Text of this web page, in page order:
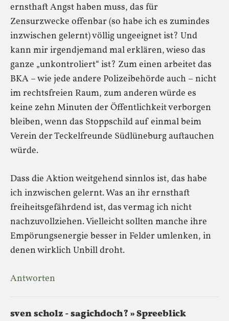
ernsthaft Angst haben muss, das für
Zensurzwecke offenbar (so habe ich es zumindes
inzwischen gelernt) völlig ungeeignet ist? Und
kann mir irgendjemand mal erklären, wieso das
ganze „unkontroliert“ ist? Zum einen arbeitet das
BKA – wie jede andere Polizeibehörde auch – nicht
im rechtsfreien Raum, zum anderen würde es
keine zehn Minuten der Öffentlichkeit verborgen
bleiben, wenn das Stoppschild auf einmal beim
Verein der Teckelfreunde Südlüneburg auftauchen
würde.
Dass die Aktion weitgehend sinnlos ist, das habe
ich inzwischen gelernt. Was an ihr ernsthaft
freiheitsgefährdend ist, das vermag ich nicht
nachzuvollziehen. Vielleicht sollten manche ihre
Empörungsenergie besser in Felder umlenken, in
denen wirklich Unbill droht.
Antworten
sven scholz - sagichdoch? » Spreeblick